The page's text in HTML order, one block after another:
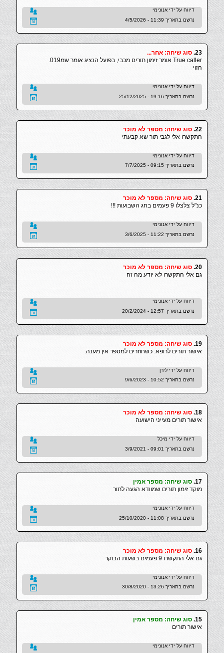
דיווח על ידי אנונימי
נרשם בתאריך 11:39 - 4/5/2026
23. סוג שיחה: אחר...
True caller אומר זימון תורים מכבי, בפועל הנציג אומר שמ019.
הזוי
דיווח על ידי אנונימי
נרשם בתאריך 19:16 - 25/12/2025
22. סוג שיחה: מספר לא מוכר
התקשרו אלי לגבי תור שא קבעתי
דיווח על ידי אנונימי
נרשם בתאריך 09:15 - 7/7/2025
21. סוג שיחה: מספר לא מוכר
כנ"ל צלצלו 9 פעמים בחג השבועות !!!
דיווח על ידי אנונימי
נרשם בתאריך 11:22 - 3/6/2025
20. סוג שיחה: מספר לא מוכר
גם אלי התקשרו לא יודע מה זה
דיווח על ידי אנונימי
נרשם בתאריך 12:57 - 20/2/2024
19. סוג שיחה: מספר לא מוכר
אישור תורים לרופא. כשחוזרים למספר אין מענה.
דיווח על ידי לירן
נרשם בתאריך 10:52 - 9/6/2023
18. סוג שיחה: מספר לא מוכר
אישור תורים מעייני הישועה
דיווח על ידי מיכל
נרשם בתאריך 09:01 - 3/9/2021
17. סוג שיחה: מספר אמין
מוקד זימון תורים שמוודא הגעה לתור
דיווח על ידי אנונימי
נרשם בתאריך 11:08 - 25/10/2020
16. סוג שיחה: מספר לא מוכר
גם אלי התקשרו 9 פעמים בשעות הבוקר
דיווח על ידי אנונימי
נרשם בתאריך 13:26 - 30/8/2020
15. סוג שיחה: מספר אמין
אישור תורים
דיווח על ידי אנונימי